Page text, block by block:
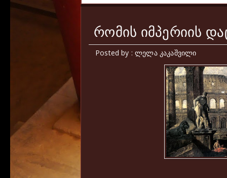
რომის იმპერიის
Posted by : ლელა კაკაშვილი